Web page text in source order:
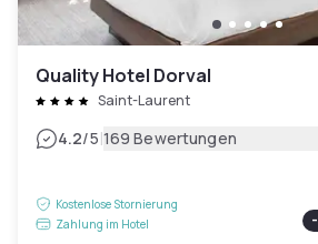
Quality Hotel Dorval
Saint-Laurent
4.2/5|169 Bewertungen
Kostenlose Stornierung
Zahlung im Hotel
-